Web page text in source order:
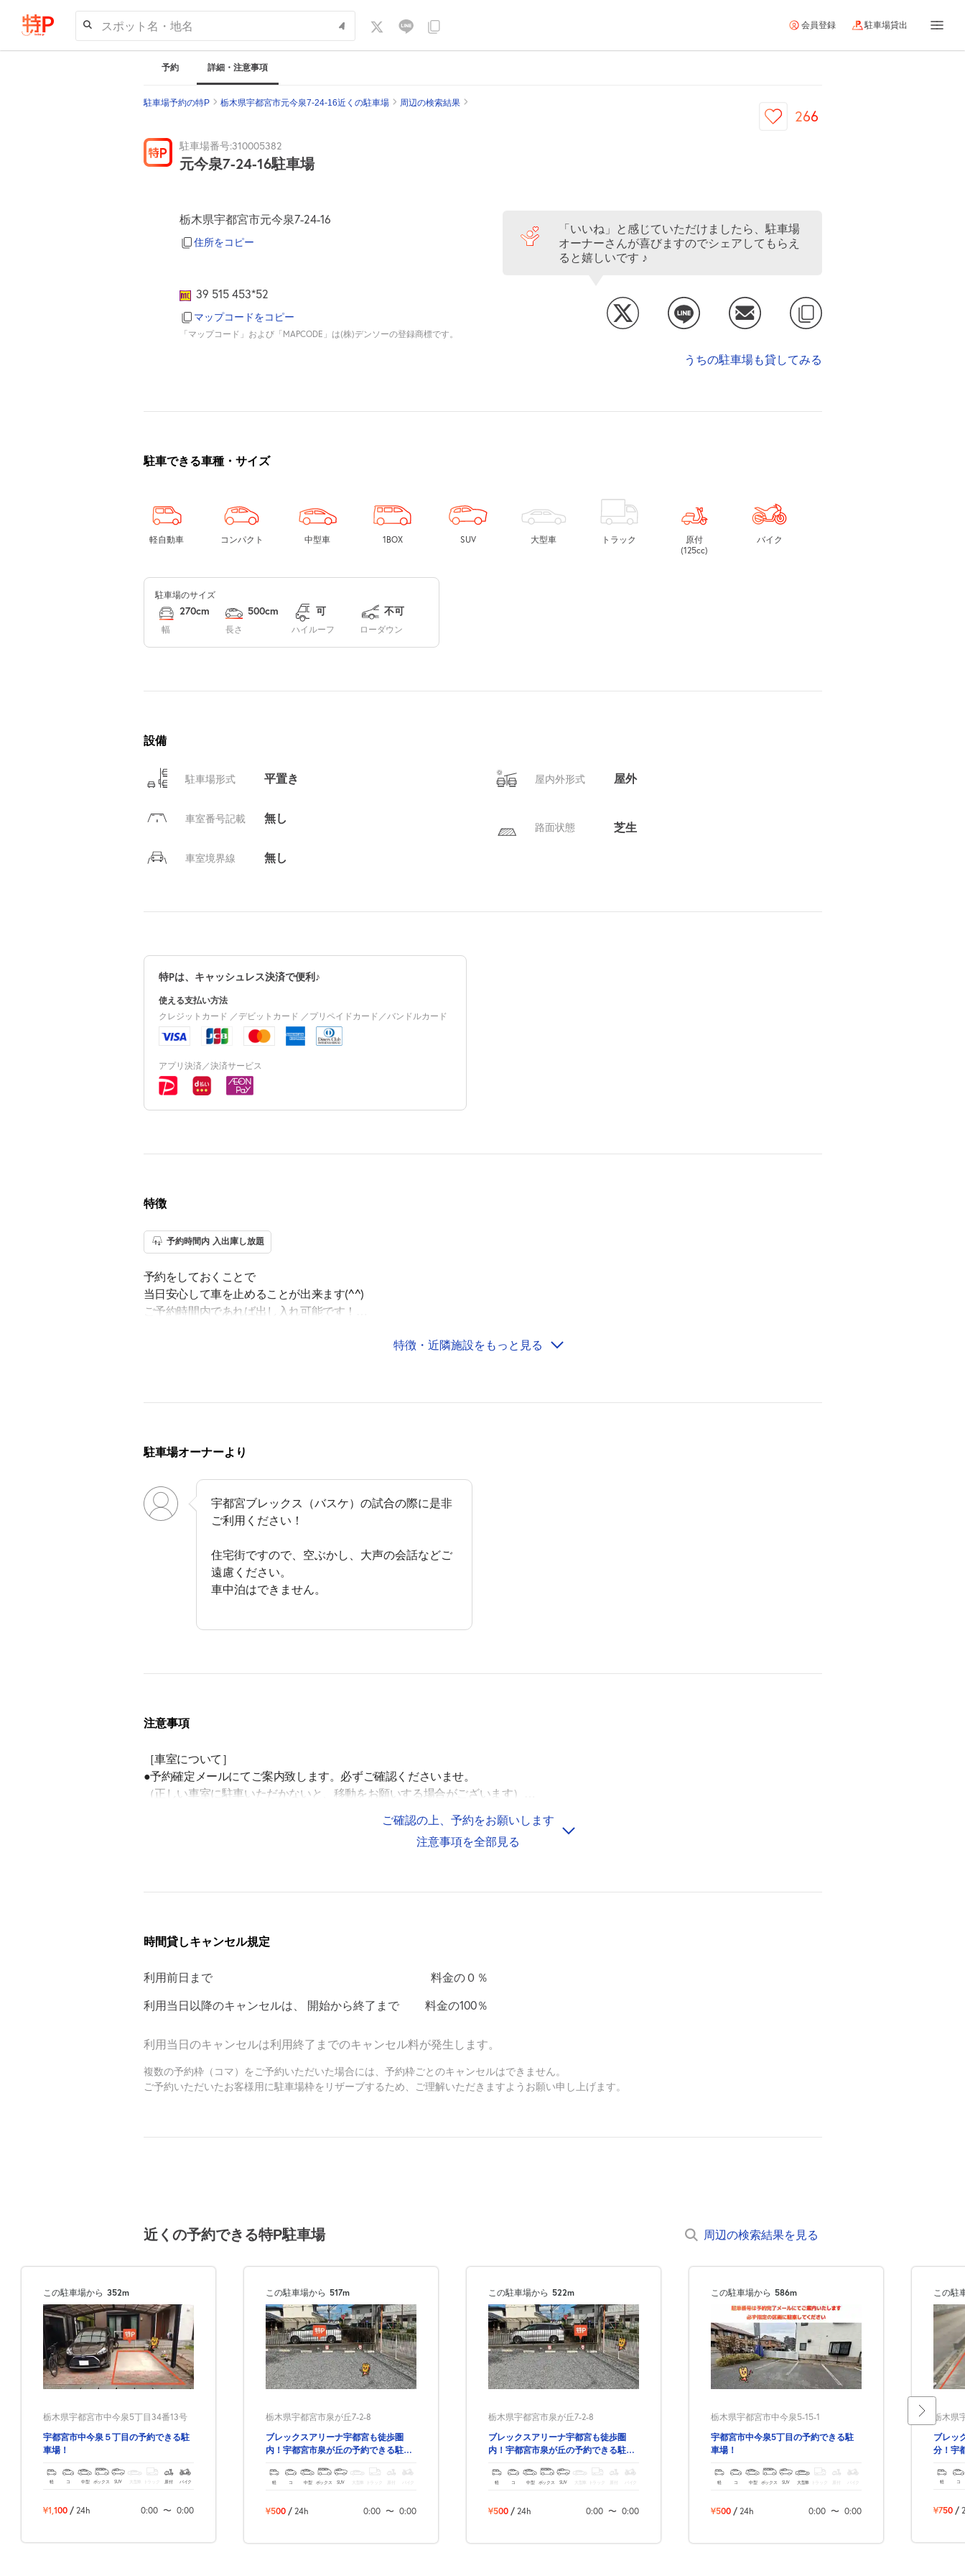
スポット名・地名 会員登録 駐車場貸出
予約 詳細・注意事項
駐車場予約の特P 栃木県宇都宮市元今泉7-24-16近くの駐車場 周辺の検索結果
266
駐車場番号:310005382
元今泉7-24-16駐車場
栃木県宇都宮市元今泉7-24-16
住所をコピー
39 515 453*52
マップコードをコピー
「マップコード」および「MAPCODE」は(株)デンソーの登録商標です。
「いいね」と感じていただけましたら、駐車場
オーナーさんが喜びますのでシェアしてもらえ
ると嬉しいです ♪
うちの駐車場も貸してみる
駐車できる車種・サイズ
軽自動車 コンパクト 中型車 1BOX SUV 大型車 トラック
原付
(125cc)
バイク
駐車場のサイズ
幅
270cm
長さ
500cm
ハイルーフ
可
ローダウン
不可
設備
駐車場形式 平置き 屋内外形式 屋外
車室番号記載 無し
路面状態 芝生
車室境界線 無し
特Pは、キャッシュレス決済で便利♪
使える支払い方法
クレジットカード ／デビットカード ／プリペイドカード／バンドルカード
アプリ決済／決済サービス
特徴
予約時間内 入出庫し放題
予約をしておくことで
当日安心して車を止めることが出来ます(^^)
ご予約時間内であれば出し入れ可能です！
・宇都宮市立東図書館 徒歩10分
◎周辺教育施設
・栃木県立宇都宮白楊高等学校 徒歩4分
・宇都宮市立泉が丘保育園 徒歩12分
・宇都宮市立泉が丘小学校 徒歩12分
・今泉保育園 徒歩14分
特徴・近隣施設をもっと見る
駐車場オーナーより
宇都宮ブレックス（バスケ）の試合の際に是非
ご利用ください！
住宅街ですので、空ぶかし、大声の会話などご
遠慮ください。
車中泊はできません。
注意事項
［車室について］
●予約確定メールにてご案内致します。必ずご確認くださいませ。
（正しい車室に駐車いただかないと、移動をお願いする場合がございます）
●ご利用可能車室には、特P駐車場であることが分かる看板が設置されていますので、こちらもご確認の上、正しい場所にお停めくださ
●契約者専用駐車場になりますので、必ず指定の車室に駐車してください。
●入出庫の際は歩行者等に十分お気を付けください。
●サイズ違いでの返金は承っておりませんので、あらかじめ車両サイズをご確認の上、ご利用ください。
ご確認の上、予約をお願いします
注意事項を全部見る
時間貸しキャンセル規定
利用前日まで
料金の０％
利用当日以降のキャンセルは、 開始から終了まで 料金の100％
利用当日のキャンセルは利用終了までのキャンセル料が発生します。
複数の予約枠（コマ）をご予約いただいた場合には、予約枠ごとのキャンセルはできません。
ご予約いただいたお客様用に駐車場枠をリザーブするため、ご理解いただきますようお願い申し上げます。
近くの予約できる特P駐車場 周辺の検索結果を見る
この駐車場から 352m
栃木県宇都宮市中今泉5丁目34番13号
宇都宮市中今泉５丁目の予約できる駐
車場！
軽 コ 中型 ボックス SUV トラック 原付 バイク
¥1,100 / 24h 0:00 〜 0:00
この駐車場から 517m
栃木県宇都宮市泉が丘7-2-8
ブレックスアリーナ宇都宮も徒歩圏
内！宇都宮市泉が丘の予約できる駐車
軽 コ 中型 ボックス SUV 大型車 トラック バイク
¥500 / 24h 0:00 〜 0:00
この駐車場から 522m
栃木県宇都宮市泉が丘7-2-8
ブレックスアリーナ宇都宮も徒歩圏
内！宇都宮市泉が丘の予約できる駐車
軽 コ 中型 ボックス SUV 大型車 トラック バイク
¥500 / 24h 0:00 〜 0:00
この駐車場から 586m
栃木県宇都宮市中今泉5-15-1
宇都宮市中今泉5丁目の予約できる駐
車場！
軽 コ 中型 ボックス SUV 大型車 トラック バイク
¥500 / 24h 0:00 〜 0:00
この駐
栃木県
ブレッ
分！宇
軽 コ
¥750 /